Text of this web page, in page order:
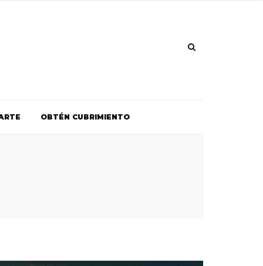
OBTÉN CUBRIMIENTO